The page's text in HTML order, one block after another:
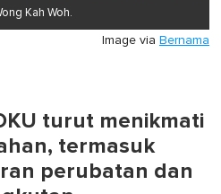
Kah Woh.
Image via Bernama
turut menikmati
termasuk
perubatan dan